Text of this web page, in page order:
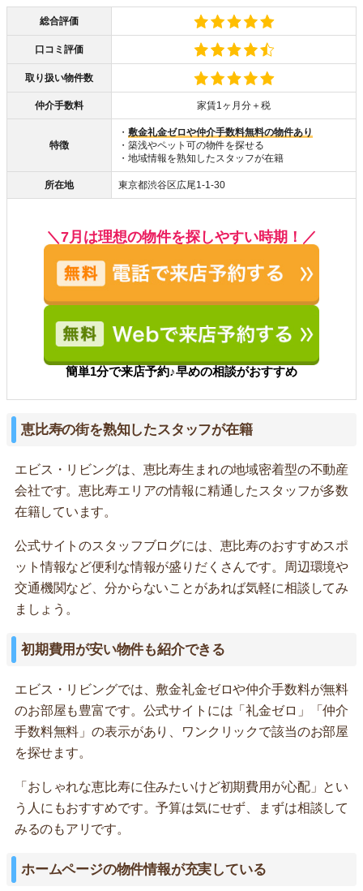
総合評価
口コミ評価
取り扱い物件数
仲介手数料 家賃1ヶ月分＋税
特徴
・ 敷金礼金ゼロや仲介手数料無料の物件あり
・築浅やペット可の物件を探せる
・地域情報を熟知したスタッフが在籍
所在地 東京都渋谷区広尾1-1-30
＼7月は理想の物件を探しやすい時期！／
簡単1分で来店予約♪早めの相談がおすすめ
恵比寿の街を熟知したスタッフが在籍
エビス・リビングは、恵比寿生まれの地域密着型の不動産
会社です。恵比寿エリアの情報に精通したスタッフが多数
在籍しています。
公式サイトのスタッフブログには、恵比寿のおすすめスポ
ット情報など便利な情報が盛りだくさんです。周辺環境や
交通機関など、分からないことがあれば気軽に相談してみ
ましょう。
初期費用が安い物件も紹介できる
エビス・リビングでは、敷金礼金ゼロや仲介手数料が無料
のお部屋も豊富です。公式サイトには「礼金ゼロ」「仲介
手数料無料」の表示があり、ワンクリックで該当のお部屋
を探せます。
「おしゃれな恵比寿に住みたいけど初期費用が心配」とい
う人にもおすすめです。予算は気にせず、まずは相談して
みるのもアリです。
ホームページの物件情報が充実している